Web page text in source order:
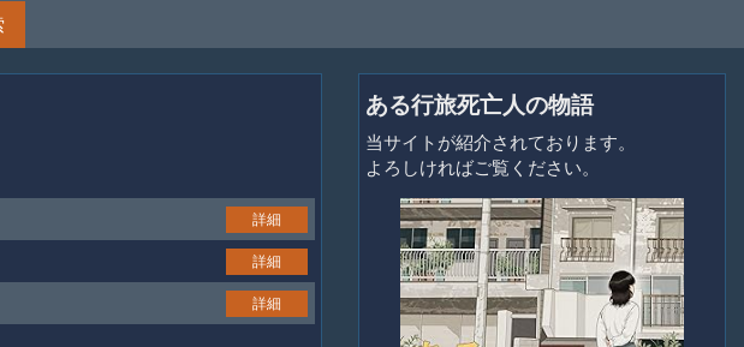
詳細
詳細
詳細
ある行旅死亡人の物語
当サイトが紹介されております。
よろしければご覧ください。